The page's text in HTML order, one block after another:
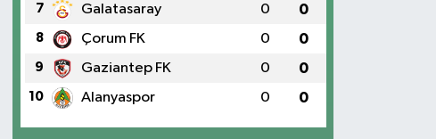
7 Galatasaray 0 0
8 Çorum FK 0 0
9 Gaziantep FK 0 0
10 Alanyaspor 0 0